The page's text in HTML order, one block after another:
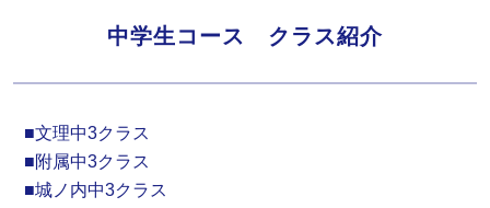
中学生コース クラス紹介
■文理中3クラス
■附属中3クラス
■城ノ内中3クラス